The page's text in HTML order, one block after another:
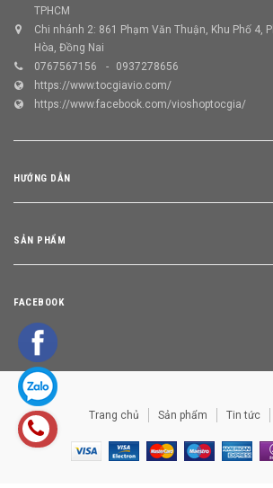
TPHCM
Chi nhánh 2: 861 Phạm Văn Thuận, Khu Phố 4,
Hòa, Đồng Nai
0767567156
0937278656
https://www.tocgiavio.com/
https://www.facebook.com/vioshoptocgia/
HƯỚNG DẪN
SẢN PHẨM
FACEBOOK
Trang chủ Sản phẩm Tin tức